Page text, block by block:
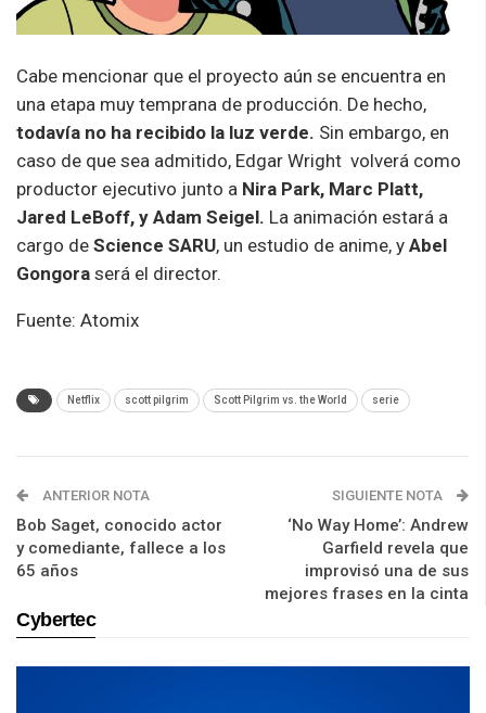
Cabe mencionar que el proyecto aún se encuentra en
una etapa muy temprana de producción. De hecho,
todavía no ha recibido la luz verde. Sin embargo, en
caso de que sea admitido, Edgar Wright volverá como
productor ejecutivo junto a Nira Park, Marc Platt,
Jared LeBoff, y Adam Seigel. La animación estará a
cargo de Science SARU, un estudio de anime, y Abel
Gongora será el director.
Fuente: Atomix
Netflix scott pilgrim Scott Pilgrim vs. the World serie
ANTERIOR NOTA
Bob Saget, conocido actor
y comediante, fallece a los
65 años
SIGUIENTE NOTA
‘No Way Home’: Andrew
Garfield revela que
improvisó una de sus
mejores frases en la cinta
Cybertec